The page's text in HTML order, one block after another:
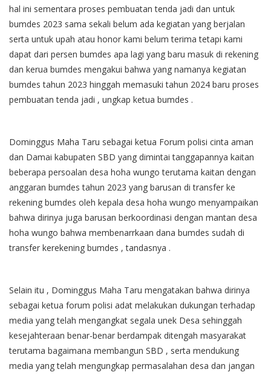
hal ini sementara proses pembuatan tenda jadi dan untuk
bumdes 2023 sama sekali belum ada kegiatan yang berjalan
serta untuk upah atau honor kami belum terima tetapi kami
dapat dari persen bumdes apa lagi yang baru masuk di rekening
dan kerua bumdes mengakui bahwa yang namanya kegiatan
bumdes tahun 2023 hinggah memasuki tahun 2024 baru proses
pembuatan tenda jadi , ungkap ketua bumdes .
Dominggus Maha Taru sebagai ketua Forum polisi cinta aman
dan Damai kabupaten SBD yang dimintai tanggapannya kaitan
beberapa persoalan desa hoha wungo terutama kaitan dengan
anggaran bumdes tahun 2023 yang barusan di transfer ke
rekening bumdes oleh kepala desa hoha wungo menyampaikan
bahwa dirinya juga barusan berkoordinasi dengan mantan desa
hoha wungo bahwa membenarrkaan dana bumdes sudah di
transfer kerekening bumdes , tandasnya .
Selain itu , Dominggus Maha Taru mengatakan bahwa dirinya
sebagai ketua forum polisi adat melakukan dukungan terhadap
media yang telah mengangkat segala unek Desa sehinggah
kesejahteraan benar-benar berdampak ditengah masyarakat
terutama bagaimana membangun SBD , serta mendukung
media yang telah mengungkap permasalahan desa dan jangan